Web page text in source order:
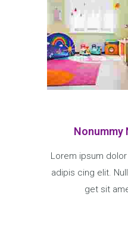
Nonummy
Lorem ipsum
adipis cing elit.
get sit